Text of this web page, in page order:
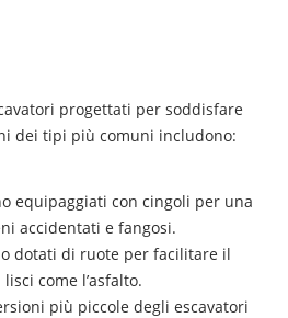
progettati per soddisfare
dei tipi più comuni includono:
equipaggiati con cingoli per una
accidentati e fangosi.
dotati di ruote per facilitare il
come l’asfalto.
più piccole degli escavatori